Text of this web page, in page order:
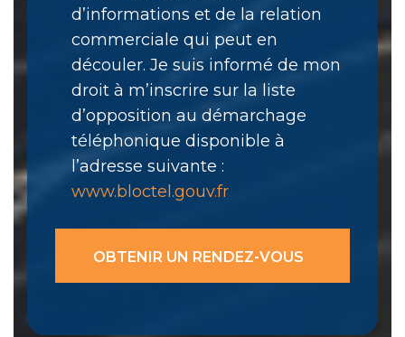
d’informations et de la relation
commerciale qui peut en
découler. Je suis informé de mon
droit à m’inscrire sur la liste
d’opposition au démarchage
téléphonique disponible à
l’adresse suivante :
www.bloctel.gouv.fr